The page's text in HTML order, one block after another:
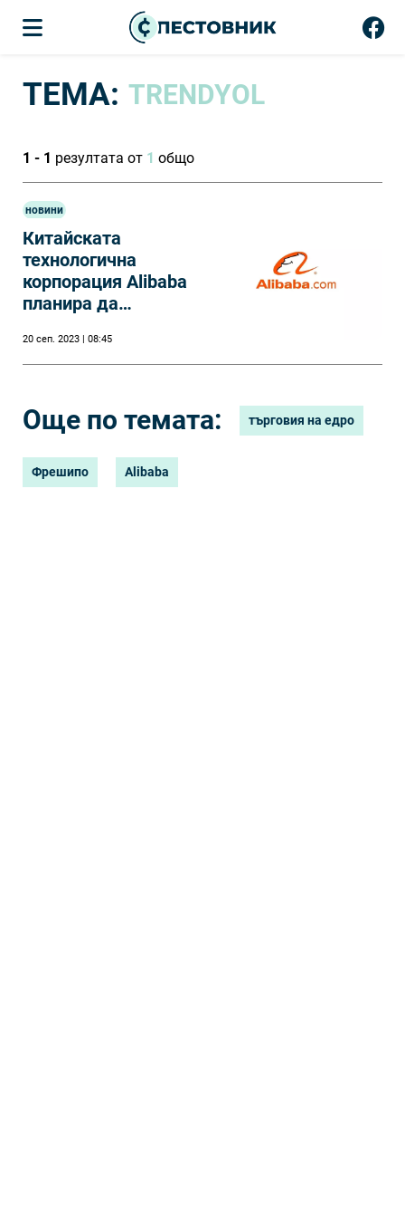
ТЕМА: TRENDYOL
1 - 1 резултата от 1 общо
новини
Китайската
технологична
корпорация Alibaba
планира да
долара в Турция.
20 сеп. 2023 | 08:45
Още по темата: търговия на едро
Фрешипо Alibaba